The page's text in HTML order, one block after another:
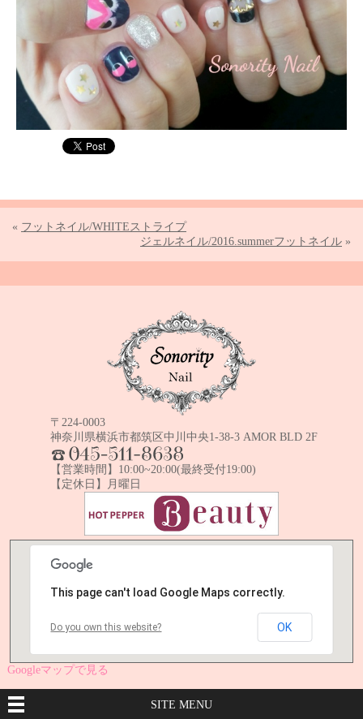
SITE MENU
« フットネイル/WHITEストライプ
ジェルネイル/2016.summerフットネイル »
〒224-0003
神奈川県横浜市都筑区中川中央1-38-3 AMOR BLD 2F
【営業時間】10:00~20:00(最終受付19:00)
【定休日】月曜日
This page can't load Google Maps correctly.
Do you own this website? OK
Googleマップで見る
sonority-nail.comAll Rights Reserved.